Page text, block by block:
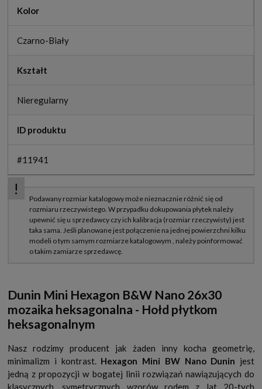
Kolor
Czarno-Biały
Kształt
Nieregularny
ID produktu
#11941
Dunin Mini Hexagon B&W Nano 26x30
mozaika heksagonalna - Hołd płytkom
heksagonalnym
Nasz rodzimy producent jak żaden inny kocha geometrię,
minimalizm i kontrast. Hexagon Mini BW Nano Dunin jest
jedną z propozycji w bogatej linii rozwiązań nawiązujących do
klasycznych, symetrycznych wzorów rodem z lat 20-tych